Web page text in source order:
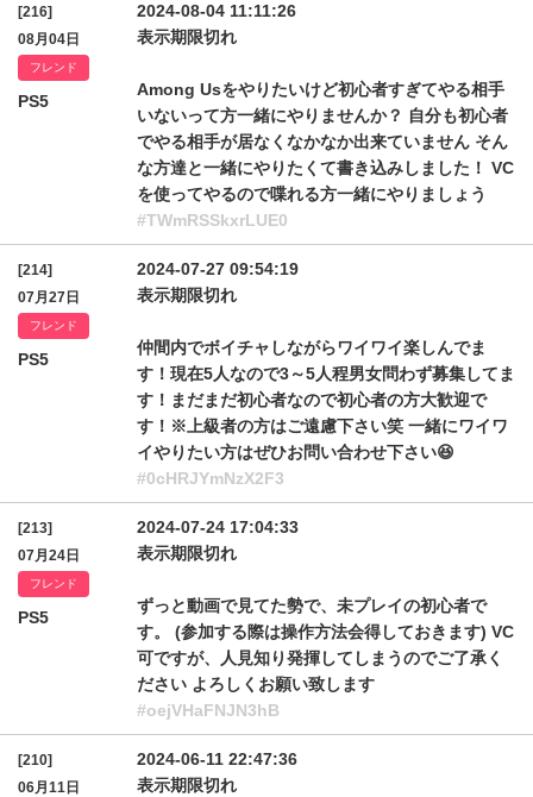
[216]
08月04日
フレンド
PS5
2024-08-04 11:11:26
表示期限切れ
Among Usをやりたいけど初心者すぎてやる相手
いないって方一緒にやりませんか？ 自分も初心者
でやる相手が居なくなかなか出来ていません そん
な方達と一緒にやりたくて書き込みしました！ VC
を使ってやるので喋れる方一緒にやりましょう
#TWmRSSkxrLUE0
[214]
07月27日
フレンド
PS5
2024-07-27 09:54:19
表示期限切れ
仲間内でボイチャしながらワイワイ楽しんでま
す！現在5人なので3～5人程男女問わず募集してま
す！まだまだ初心者なので初心者の方大歓迎で
す！※上級者の方はご遠慮下さい笑 一緒にワイワ
イやりたい方はぜひお問い合わせ下さい😆
#0cHRJYmNzX2F3
[213]
07月24日
フレンド
PS5
2024-07-24 17:04:33
表示期限切れ
ずっと動画で見てた勢で、未プレイの初心者で
す。 (参加する際は操作方法会得しておきます) VC
可ですが、人見知り発揮してしまうのでご了承く
ださい よろしくお願い致します
#oejVHaFNJN3hB
[210]
06月11日
2024-06-11 22:47:36
表示期限切れ